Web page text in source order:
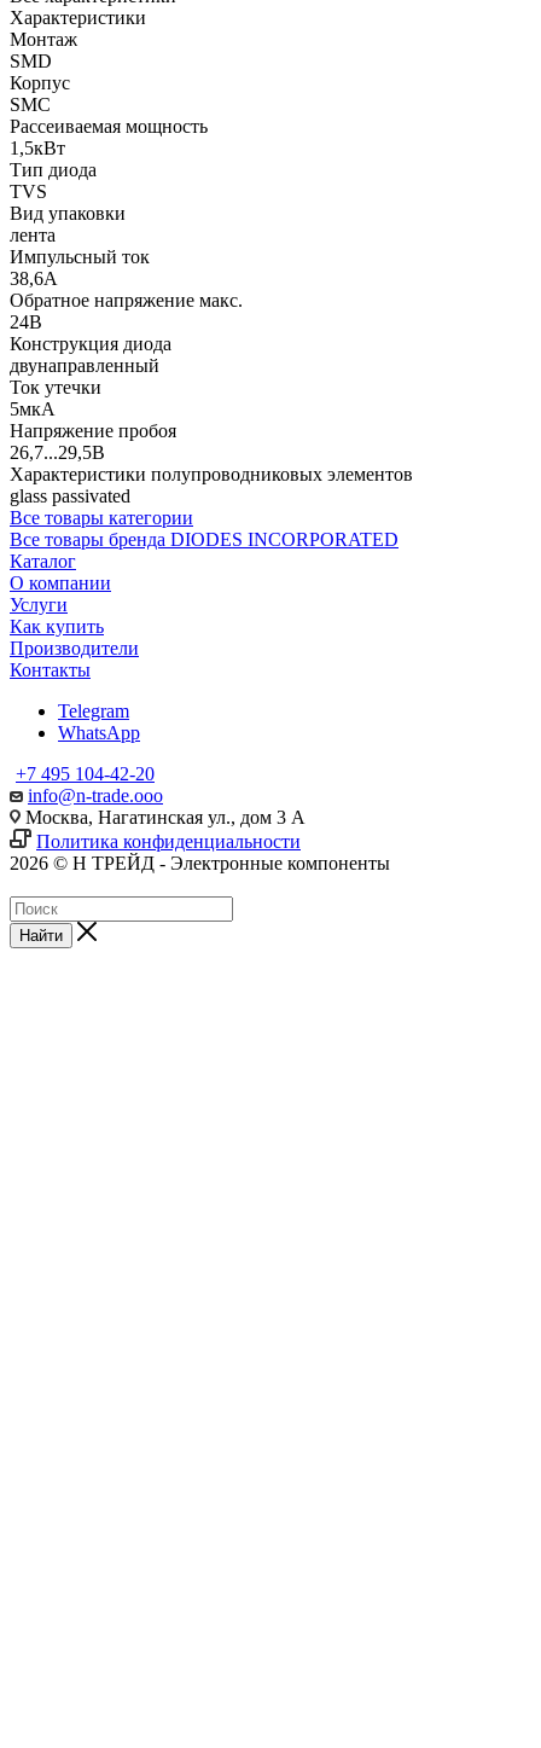
Характеристики
Монтаж
SMD
Корпус
SMC
Рассеиваемая мощность
1,5кВт
Тип диода
TVS
Вид упаковки
лента
Импульсный ток
38,6А
Обратное напряжение макс.
24В
Конструкция диода
двунаправленный
Ток утечки
5мкА
Напряжение пробоя
26,7...29,5В
Характеристики полупроводниковых элементов
glass passivated
Все товары категории
Все товары бренда DIODES INCORPORATED
Каталог
О компании
Услуги
Как купить
Производители
Контакты
Telegram
WhatsApp
+7 495 104-42-20
info@n-trade.ooo
Москва, Нагатинская ул., дом 3 А
Политика конфиденциальности
2026 © Н ТРЕЙД - Электронные компоненты
Найти